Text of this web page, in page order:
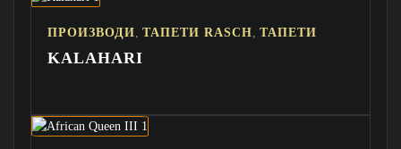
ПРОИЗВОДИ ТАПЕТИ RASCH ТАПЕТИ
KALAHARI